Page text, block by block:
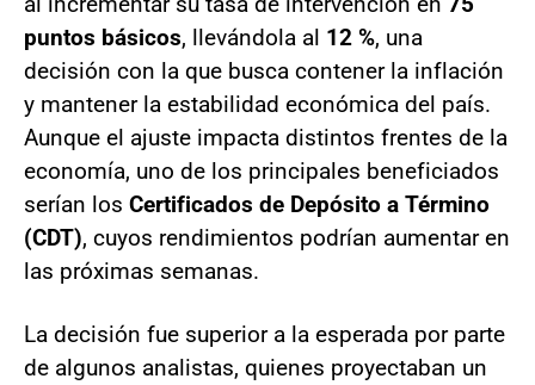
puntos básicos, llevándola al 12 %, una
decisión con la que busca contener la inflación
y mantener la estabilidad económica del país.
Aunque el ajuste impacta distintos frentes de la
economía, uno de los principales beneficiados
serían los Certificados de Depósito a Término
(CDT), cuyos rendimientos podrían aumentar en
las próximas semanas.
La decisión fue superior a la esperada por parte
de algunos analistas, quienes proyectaban un